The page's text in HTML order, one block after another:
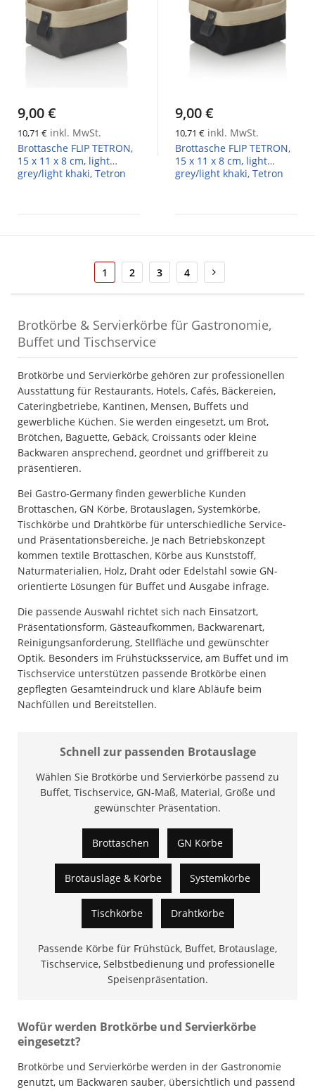
9,00 €
10,71 € inkl. MwSt.
Brottasche FLIP TETRON,
15 x 11 x 8 cm, light
grey/light khaki, Tetron
9,00 €
10,71 € inkl. MwSt.
Brottasche FLIP TETRON,
15 x 11 x 8 cm, light
grey/light khaki, Tetron
Seite
Sie
lesen
gerade
1 Seite
2 Seite
3 Seite
4 Seite
Weiter
Brotkörbe & Servierkörbe für Gastronomie,
Buffet und Tischservice
Brotkörbe und Servierkörbe gehören zur professionellen
Ausstattung für Restaurants, Hotels, Cafés, Bäckereien,
Cateringbetriebe, Kantinen, Mensen, Buffets und
gewerbliche Küchen. Sie werden eingesetzt, um Brot,
Brötchen, Baguette, Gebäck, Croissants oder kleine
Backwaren ansprechend, geordnet und griffbereit zu
präsentieren.
Bei Gastro-Germany finden gewerbliche Kunden
Brottaschen, GN Körbe, Brotauslagen, Systemkörbe,
Tischkörbe und Drahtkörbe für unterschiedliche Service-
und Präsentationsbereiche. Je nach Betriebskonzept
kommen textile Brottaschen, Körbe aus Kunststoff,
Naturmaterialien, Holz, Draht oder Edelstahl sowie GN-
orientierte Lösungen für Buffet und Ausgabe infrage.
Die passende Auswahl richtet sich nach Einsatzort,
Präsentationsform, Gästeaufkommen, Backwarenart,
Reinigungsanforderung, Stellfläche und gewünschter
Optik. Besonders im Frühstücksservice, am Buffet und im
Tischservice unterstützen passende Brotkörbe einen
gepflegten Gesamteindruck und klare Abläufe beim
Nachfüllen und Bereitstellen.
Schnell zur passenden Brotauslage
Wählen Sie Brotkörbe und Servierkörbe passend zu
Buffet, Tischservice, GN-Maß, Material, Größe und
gewünschter Präsentation.
Brottaschen GN Körbe
Brotauslage & Körbe Systemkörbe
Tischkörbe Drahtkörbe
Passende Körbe für Frühstück, Buffet, Brotauslage,
Tischservice, Selbstbedienung und professionelle
Speisenpräsentation.
Wofür werden Brotkörbe und Servierkörbe
eingesetzt?
Brotkörbe und Servierkörbe werden in der Gastronomie
genutzt, um Backwaren sauber, übersichtlich und passend